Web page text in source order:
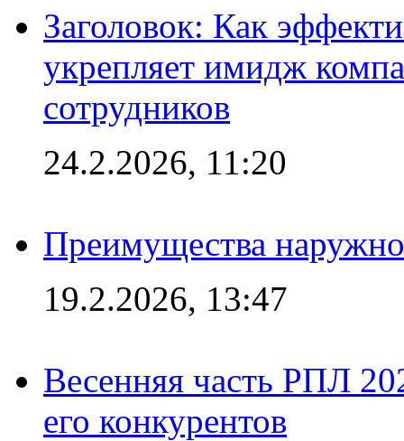
Заголовок: Как
укрепляет имидж
сотрудников
24.2.2026, 11:20
Преимущества
19.2.2026, 13:47
Весенняя часть РПЛ
его конкурентов